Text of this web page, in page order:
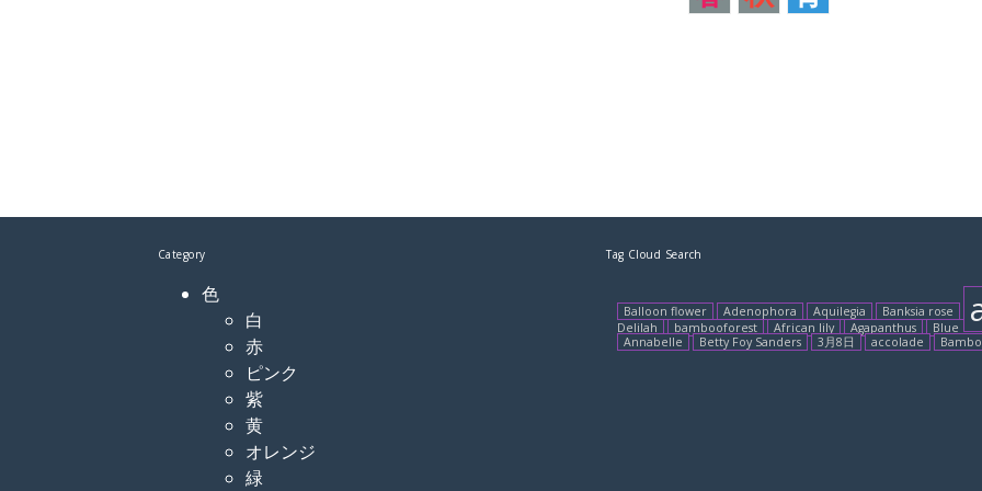
Category
色
白
赤
ピンク
紫
黄
オレンジ
緑
Tag Cloud Search
Balloon flower Adenophora Aquilegia Banksia rose
Delilah
bambooforest African lily Agapanthus Blue daisy
Annabelle
Betty Foy Sanders 3月8日 accolade